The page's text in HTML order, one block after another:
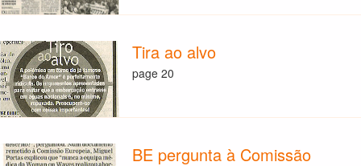
Tira ao alvo
page 20
BE pergunta à Comissão